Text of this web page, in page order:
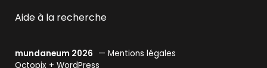
Aide à la recherche
mundaneum 2026 — Mentions légales
Octopix + WordPress